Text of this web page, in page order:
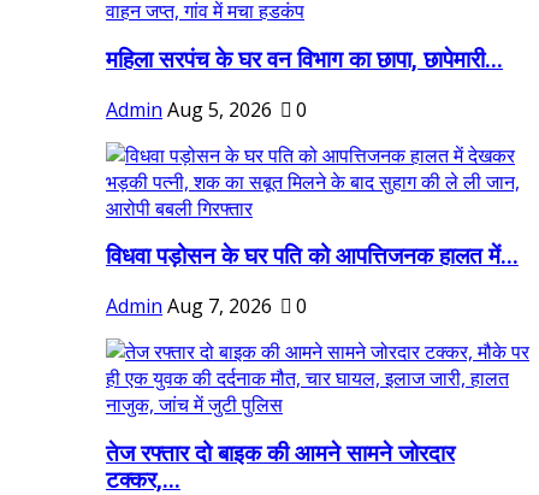
महिला सरपंच के घर वन विभाग का छापा, छापेमारी...
Admin Aug 5, 2026 0
विधवा पड़ोसन के घर पति को आपत्तिजनक हालत में...
Admin Aug 7, 2026 0
तेज रफ्तार दो बाइक की आमने सामने जोरदार
टक्कर,...